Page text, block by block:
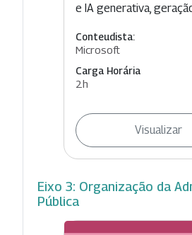
e IA generativa,
Conteudista:
Microsoft
Carga Horária
2h
Visualizar
Eixo 3: Organização da
Pública